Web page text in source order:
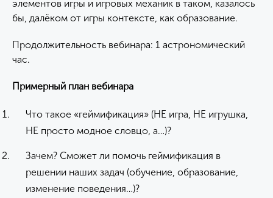
элементов игры и игровых механик в таком, казалось
бы, далёком от игры контексте, как образование.
Продолжительность вебинара: 1 астрономический
час.
Примерный план вебинара
Что такое «геймификация» (НЕ игра, НЕ игрушка,
НЕ просто модное словцо, а…)?
Зачем? Сможет ли помочь геймификация в
решении наших задач (обучение, образование,
изменение поведения…)?